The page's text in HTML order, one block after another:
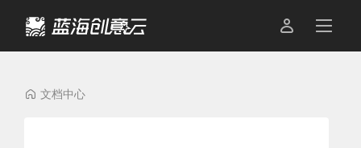

文档中心